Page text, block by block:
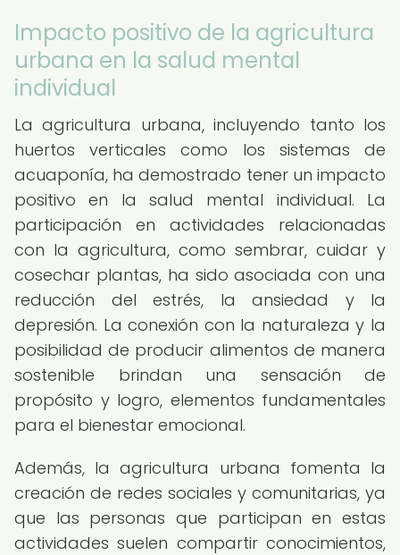
Impacto positivo de la agricultura
urbana en la salud mental
individual
La agricultura urbana, incluyendo tanto los
huertos verticales como los sistemas de
acuaponía, ha demostrado tener un impacto
positivo en la salud mental individual. La
participación en actividades relacionadas
con la agricultura, como sembrar, cuidar y
cosechar plantas, ha sido asociada con una
reducción del estrés, la ansiedad y la
depresión. La conexión con la naturaleza y la
posibilidad de producir alimentos de manera
sostenible brindan una sensación de
propósito y logro, elementos fundamentales
para el bienestar emocional.
Además, la agricultura urbana fomenta la
creación de redes sociales y comunitarias, ya
que las personas que participan en estas
actividades suelen compartir conocimientos,